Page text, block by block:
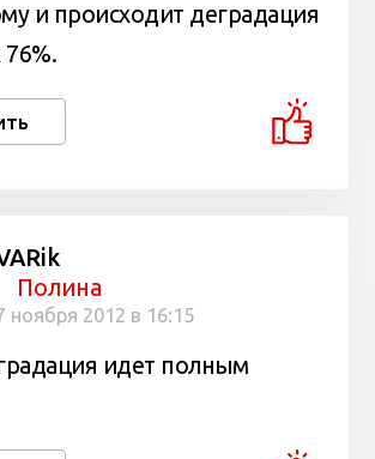
и происходит деградация
76%.
Полина
ноября 2012 в 16:15
идет полным